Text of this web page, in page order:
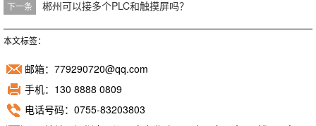
下一条 郴州可以接多个PLC和触摸屏吗？
本文标签：
邮箱：779290720@qq.com
手机：130 8888 0809
电话号码：0755-83203803